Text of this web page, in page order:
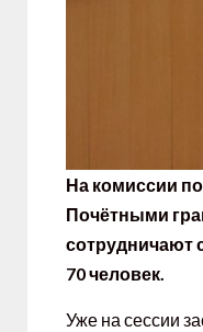
На комиссии
Почётными
сотрудничают
70 человек.
Уже на сессии